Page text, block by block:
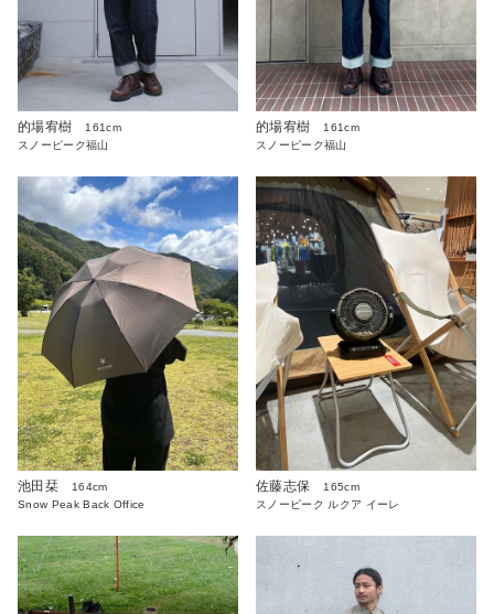
的場宥樹
161cm
スノーピーク福山
的場宥樹
161cm
スノーピーク福山
池田栞
164cm
Snow Peak Back Office
佐藤志保
165cm
スノーピーク ルクア イーレ